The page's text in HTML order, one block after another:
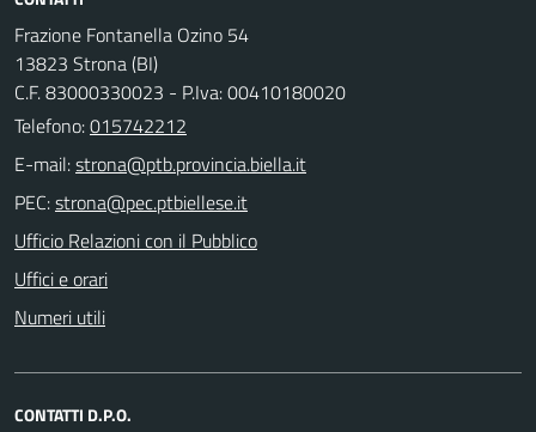
Frazione Fontanella Ozino 54
13823 Strona (BI)
C.F. 83000330023 - P.Iva: 00410180020
Telefono:015742212
E-mail:
PEC:
Ufficio Relazioni con il Pubblico
Uffici e orari
Numeri utili
CONTATTI D.P.O.